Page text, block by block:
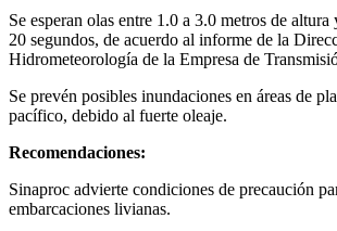
Se esperan olas entre 1.0 a 3.0 metros de
20 segundos, de acuerdo al informe de la
Hidrometeorología de la Empresa de
Se prevén posibles inundaciones en áreas de
pacífico, debido al fuerte oleaje.
Recomendaciones:
Sinaproc advierte condiciones de precaución
embarcaciones livianas.